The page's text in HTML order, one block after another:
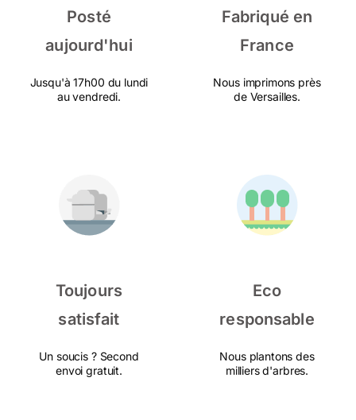
Posté
aujourd'hui
Jusqu'à 17h00 du lundi
au vendredi.
Fabriqué en
France
Nous imprimons près
de Versailles.
Toujours
satisfait
Un soucis ? Second
envoi gratuit.
Eco
responsable
Nous plantons des
milliers d'arbres.